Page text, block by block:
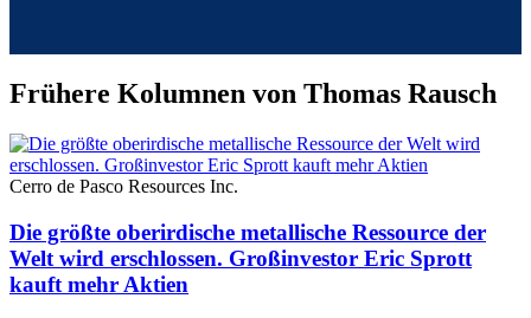
Frühere Kolumnen von Thomas Rausch
Cerro de Pasco Resources Inc.
Die größte oberirdische metallische Ressource der
Welt wird erschlossen. Großinvestor Eric Sprott
kauft mehr Aktien